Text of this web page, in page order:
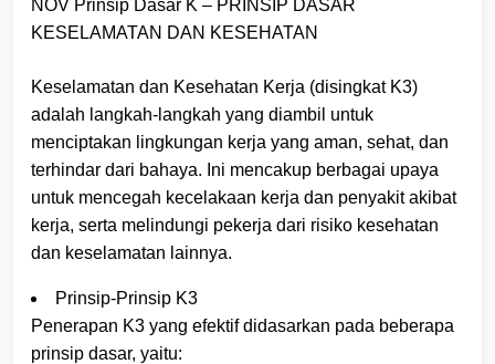
NOV Prinsip Dasar K – PRINSIP DASAR
KESELAMATAN DAN KESEHATAN
Keselamatan dan Kesehatan Kerja (disingkat K3)
adalah langkah-langkah yang diambil untuk
menciptakan lingkungan kerja yang aman, sehat, dan
terhindar dari bahaya. Ini mencakup berbagai upaya
untuk mencegah kecelakaan kerja dan penyakit akibat
kerja, serta melindungi pekerja dari risiko kesehatan
dan keselamatan lainnya.
Prinsip-Prinsip K3
Penerapan K3 yang efektif didasarkan pada beberapa
prinsip dasar, yaitu: